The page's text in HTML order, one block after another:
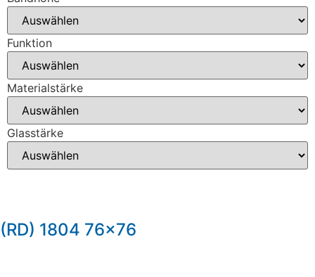
Funktion
Materialstärke
Glasstärke
(RD) 1804 76×76